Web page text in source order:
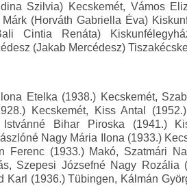
Szilvia) Kecskemét, Vámos
(Horváth Gabriella Éva)
Cintia Renáta)
(Jakab Mercédesz)
Etelka (1938.) Kecskemét,
Kecskemét, Kiss Antal
Istvánné Bihar Piroska (1941.)
Nagy Mária Ilona (1933.)
Ferenc (1933.) Makó, Szatmári
Szepesi Józsefné Nagy
Karl (1936.) Tübingen, Kálmán